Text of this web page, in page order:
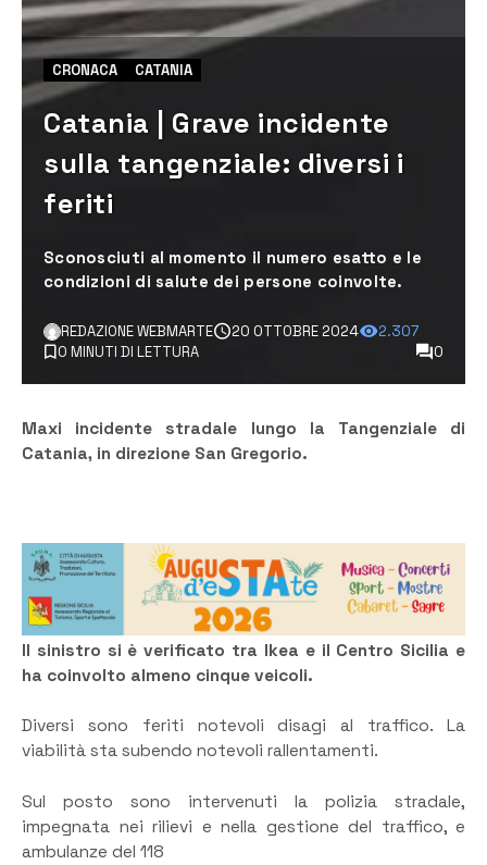
CRONACA CATANIA
Catania | Grave incidente
sulla tangenziale: diversi i
feriti
Sconosciuti al momento il numero esatto e le
condizioni di salute dei persone coinvolte.
REDAZIONE WEBMARTE 20 OTTOBRE 2024
2.307
0 MINUTI DI LETTURA
0
Maxi incidente stradale lungo la Tangenziale di
Catania, in direzione San Gregorio.
Il sinistro si è verificato tra Ikea e il Centro Sicilia e
ha coinvolto almeno cinque veicoli.
Diversi sono feriti notevoli disagi al traffico. La
viabilità sta subendo notevoli rallentamenti.
Sul posto sono intervenuti la polizia stradale,
impegnata nei rilievi e nella gestione del traffico, e
ambulanze del 118